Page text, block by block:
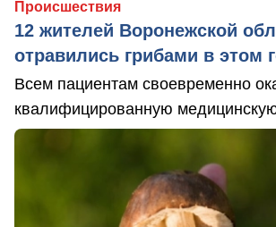
Происшествия
12 жителей Воронежской
отравились грибами в этом
Всем пациентам своевременно
квалифицированную